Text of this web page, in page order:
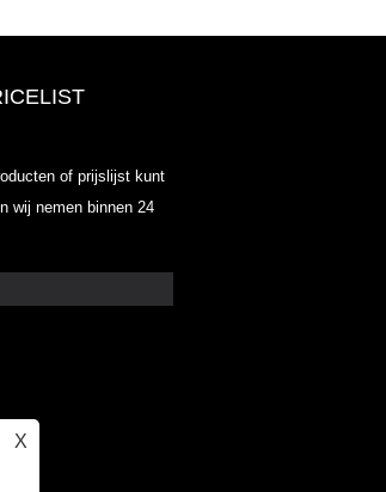
of prijslijst kunt
wij nemen binnen 24
Odowell-Market Prijslijst-2025.6.14-
2025.07.25
X